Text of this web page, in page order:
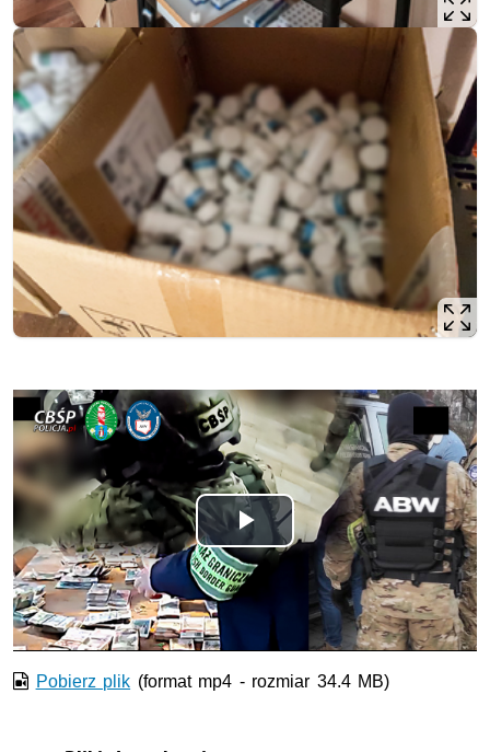
Odtwórz
wideo
Pobierz plik (format mp4 - rozmiar 34.4 MB)